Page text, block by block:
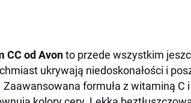
CC od Avonto przede wszystkim
ukrywają niedoskonałości i
Zaawansowana formuła z witaminą